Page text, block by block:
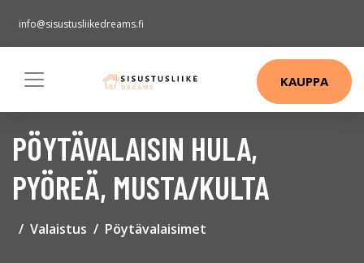
info@sisustusliikedreams.fi
KAUPPA
PÖYTÄVALAISIN HULA,
PYÖREÄ, MUSTA/KULTA
Valaistus Pöytävalaisimet